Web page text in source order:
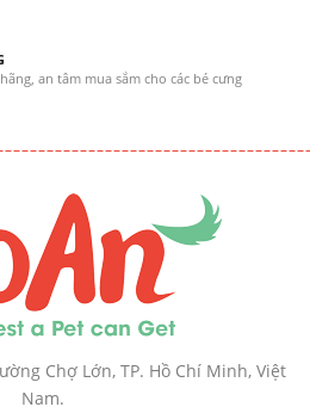
an tâm mua sắm cho các bé cưng
Chợ Lớn, TP. Hồ Chí Minh, Việt
Nam.